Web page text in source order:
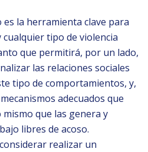
la herramienta clave para
tipo de violencia
que permitirá, por un lado,
las relaciones sociales
tipo de comportamientos, y,
adecuados que
que las genera y
libres de acoso.
realizar un